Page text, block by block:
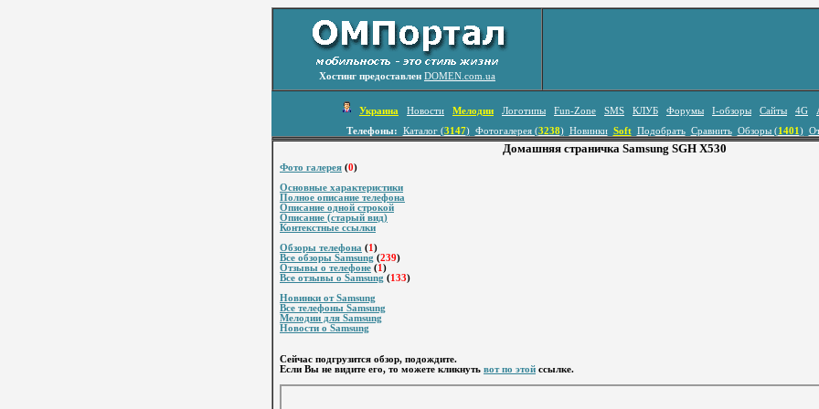
Хостинг предоставлен DOMEN.com.ua
Украина Новости Мелодии Логотипы Fun-Zone SMS КЛУБ Форумы I-обзоры Сайты 4G
Телефоны:
Каталог (3147) Фотогалерея (3238) Новинки Soft Подобрать Сравнить Обзоры (1401 )
Домашняя страничка Samsung SGH X530
Фото галерея (0)
Основные характеристики
Полное описание телефона
Описание одной строкой
Описание (старый вид)
Контекстные ссылки
Обзоры телефона (1 )
Все обзоры Samsung (239)
Отзывы о телефоне (1 )
Все отзывы о Samsung (133)
Новинки от Samsung
Все телефоны Samsung
Мелодии для Samsung
Новости о Samsung
Сейчас подгрузится обзор, подождите.
Если Вы не видите его, то можете кликнуть вот по этой ссылке.